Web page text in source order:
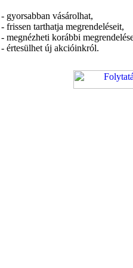
- gyorsabban vásárolhat,
- frissen tarthatja megrendeléseit,
- megnézheti korábbi
- értesülhet új akcióinkról.